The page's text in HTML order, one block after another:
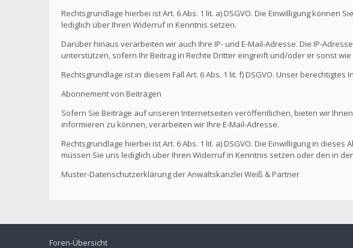
Rechtsgrundlage hierbei ist Art. 6 Abs. 1 lit. a) DSGVO. Die Einwilligung können
lediglich über Ihren Widerruf in Kenntnis setzen.
Darüber hinaus verarbeiten wir auch Ihre IP- und E-Mail-Adresse. Die IP-
unterstützen, sofern Ihr Beitrag in Rechte Dritter eingreift und/oder er sonst
Rechtsgrundlage ist in diesem Fall Art. 6 Abs. 1 lit. f) DSGVO. Unser
Abonnement von Beiträgen
Sofern Sie Beiträge auf unseren Internetseiten veröffentlichen, bieten wir
informieren zu können, verarbeiten wir Ihre E-Mail-Adresse.
Rechtsgrundlage hierbei ist Art. 6 Abs. 1 lit. a) DSGVO. Die Einwilligung in
müssen Sie uns lediglich über Ihren Widerruf in Kenntnis setzen oder den in
Muster-Datenschutzerklärung der Anwaltskanzlei Weiß & Partner
Foren-Übersicht